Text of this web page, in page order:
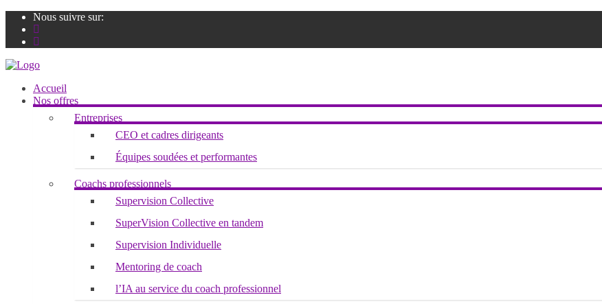
Nous suivre sur:
Accueil
Nos offres
Entreprises
CEO et cadres dirigeants
Équipes soudées et performantes
Coachs professionnels
Supervision Collective
SuperVision Collective en tandem
Supervision Individuelle
Mentoring de coach
l’IA au service du coach professionnel